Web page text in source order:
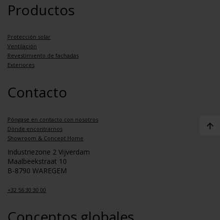
Productos
Protección solar
Ventilación
Revestimiento de fachadas
Exteriores
Contacto
Póngase en contacto con nosotros
Dónde encontrarnos
Showroom & Concept Home
Industriezone 2 Vijverdam
Maalbeekstraat 10
B-8790 WAREGEM
+32 56 30 30 00